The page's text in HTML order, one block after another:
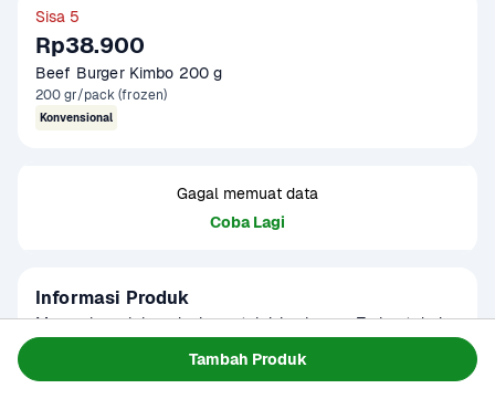
Tambah Produk
Sisa 5
Rp38.900
Beef Burger Kimbo 200 g
200 gr/pack (frozen)
Konvensional
Gagal memuat data
Coba Lagi
Informasi Produk
Merupakan olahan daging untuk isian burger. Terbuat dari
Cocok sebagai isian burger atau menu lainnya.